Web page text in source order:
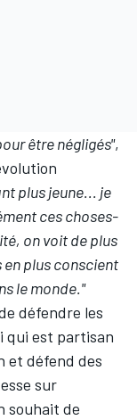
être négligés",
plus jeune... je
ces choses-
on voit de plus
en plus conscient
le monde."
défendre les
qui est partisan
et défend des
sur
souhait de